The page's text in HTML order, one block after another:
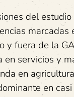
del
marcadas
y fuera de la
en servicios y
en
en